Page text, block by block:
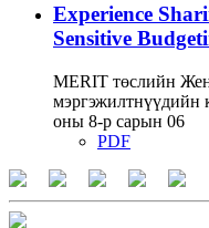
Experience
Sensitive
MERIT төслийн
мэргэжилтнүүдийн
оны 8-р сарын 06
PDF